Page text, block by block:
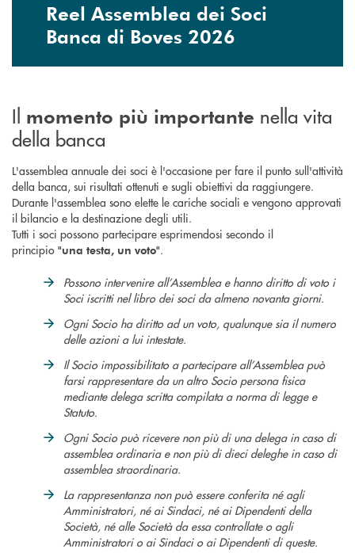
Reel Assemblea dei Soci
Banca di Boves 2026
Il momento più importante nella vita
della banca
L'assemblea annuale dei soci è l'occasione per fare il punto sull'attività
della banca, sui risultati ottenuti e sugli obiettivi da raggiungere.
Durante l'assemblea sono elette le cariche sociali e vengono approvati
il bilancio e la destinazione degli utili.
Tutti i soci possono partecipare esprimendosi secondo il
principio "una testa, un voto".
Possono intervenire all’Assemblea e hanno diritto di voto i
Soci iscritti nel libro dei soci da almeno novanta giorni.
Ogni Socio ha diritto ad un voto, qualunque sia il numero
delle azioni a lui intestate.
Il Socio impossibilitato a partecipare all’Assemblea può
farsi rappresentare da un altro Socio persona fisica
mediante delega scritta compilata a norma di legge e
Statuto.
Ogni Socio può ricevere non più di una delega in caso di
assemblea ordinaria e non più di dieci deleghe in caso di
assemblea straordinaria.
La rappresentanza non può essere conferita né agli
Amministratori, né ai Sindaci, né ai Dipendenti della
Società, né alle Società da essa controllate o agli
Amministratori o ai Sindaci o ai Dipendenti di queste.